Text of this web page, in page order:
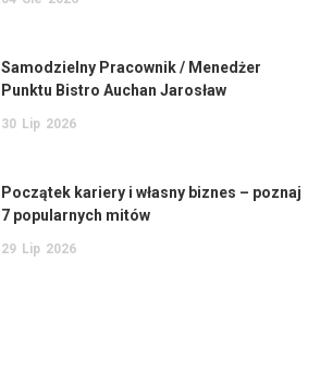
Samodzielny Pracownik / Menedżer
Punktu Bistro Auchan Jarosław
30 Lip 2026
Początek kariery i własny biznes – poznaj
7 popularnych mitów
29 Lip 2026